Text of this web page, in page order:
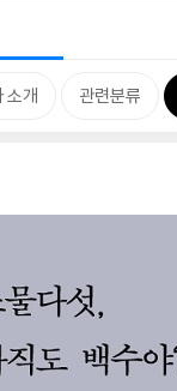
소개 관련분류